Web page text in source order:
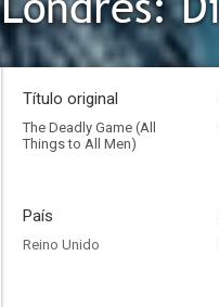
Título original
The Deadly Game (All
Things to All Men)
País
Reino Unido